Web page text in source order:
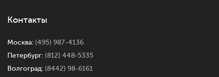
Контакты
Москва: (495) 987-4136
Петербург: (812) 448-5335
Волгоград: (8442) 98-6161